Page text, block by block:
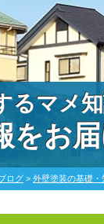
るマメ
をお
ログ > 外壁塗装の基礎・